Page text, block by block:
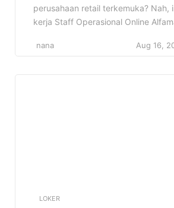
perusahaan retail terkemuka? Nah,
kerja Staff Operasional Online
kupas tuntas semua detail tentang
nana Aug 16,
LOKER